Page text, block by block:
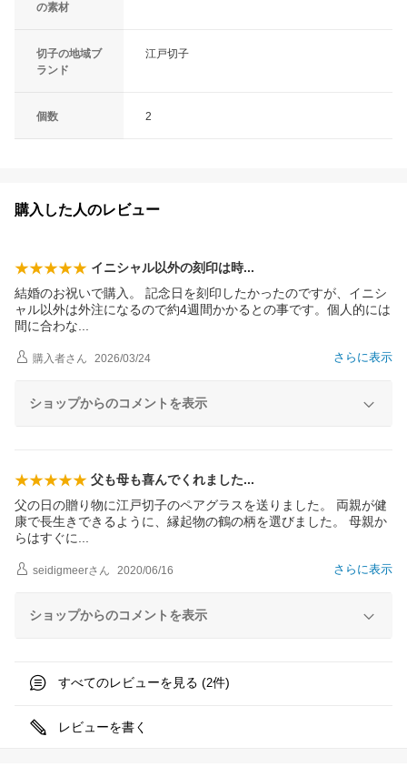
の素材
切子の地域ブ
ランド
江戸切子
個数 2
購入した人のレビュー
イニシャル以外の刻印は時
結婚のお祝いで購入。 記念日を刻印したかったのですが、イニシ
ャル以外は外注になるので約4週間かかるとの事です。個人的には
間に合わな
さらに表示
購入者さん 2026/03/24
ショップからのコメントを表示
父も母も喜んでくれました
父の日の贈り物に江戸切子のペアグラスを送りました。 両親が健
康で長生きできるように、縁起物の鶴の柄を選びました。 母親か
らはすぐに
さらに表示
seidigmeerさん 2020/06/16
ショップからのコメントを表示
すべてのレビューを見る (2件)
レビューを書く